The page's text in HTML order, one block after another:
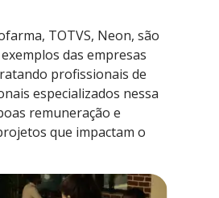
TOTVS, Neon, são
das empresas
profissionais de
especializados nessa
remuneração e
que impactam o